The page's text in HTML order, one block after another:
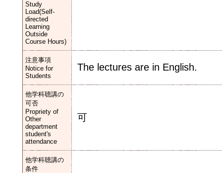
Study
Load(Self-
directed
Learning
Outside
Course Hours)
注意事項
Notice for
Students
The lectures are in English.
他学科聴講の
可否
Propriety of
Other
department
student's
attendance
可
他学科聴講の
条件